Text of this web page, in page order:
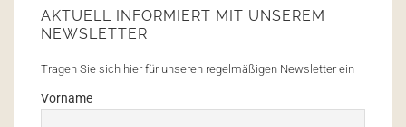
AKTUELL INFORMIERT MIT UNSEREM
NEWSLETTER
Tragen Sie sich hier für unseren regelmäßigen Newsletter ein
Vorname